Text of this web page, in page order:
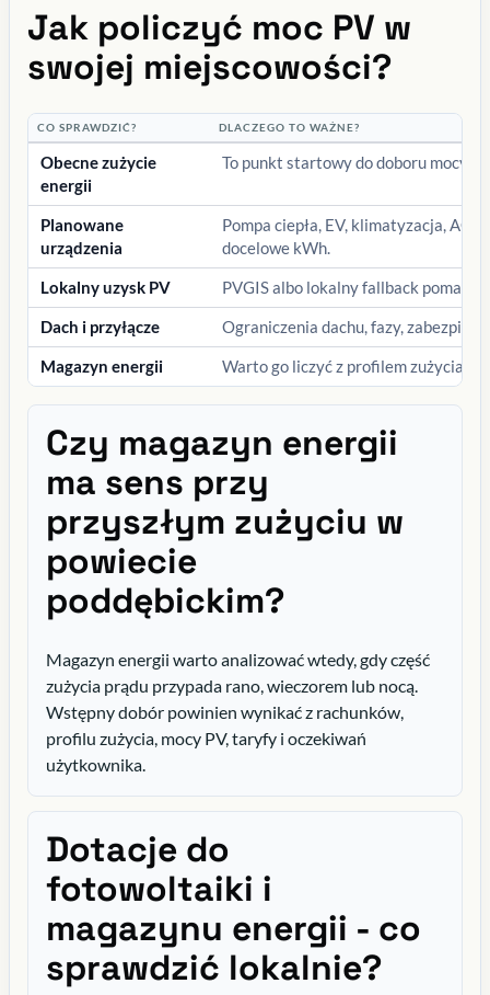
Jak policzyć moc PV w
swojej miejscowości?
CO SPRAWDZIĆ? DLACZEGO TO WAŻNE?
Obecne zużycie
energii
To punkt startowy do doboru mocy
Planowane
urządzenia
Pompa ciepła, EV, klimatyzacja,
docelowe kWh.
Lokalny uzysk PV
PVGIS albo lokalny fallback pomaga
Dach i przyłącze
Ograniczenia dachu, fazy,
Magazyn energii
Warto go liczyć z profilem zużycia,
Czy magazyn energii
ma sens przy
przyszłym zużyciu w
powiecie
poddębickim?
Magazyn energii warto analizować wtedy, gdy część
zużycia prądu przypada rano, wieczorem lub nocą.
Wstępny dobór powinien wynikać z rachunków,
profilu zużycia, mocy PV, taryfy i oczekiwań
użytkownika.
Dotacje do
fotowoltaiki i
magazynu energii - co
sprawdzić lokalnie?